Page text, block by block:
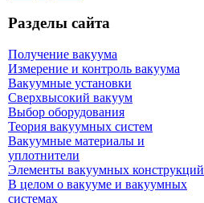
Разделы сайта
Получение вакуума
Измерение и контроль вакуума
Вакуумные установки
Сверхвысокий вакуум
Выбор оборудования
Теория вакуумных систем
Вакуумные материалы и
уплотнители
Элементы вакуумных конструкций
В целом о вакууме и вакуумных
системах